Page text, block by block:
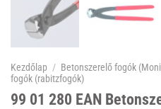
Kezdőlap / Betonszerelő fogók
fogók (rabitzfogók)
99 01 280 EAN